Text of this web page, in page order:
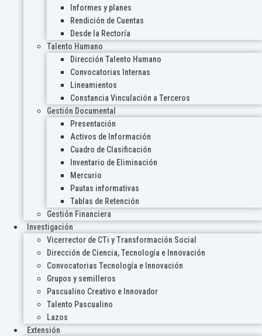
Informes y planes
Rendición de Cuentas
Desde la Rectoría
Talento Humano
Dirección Talento Humano
Convocatorias Internas
Lineamientos
Constancia Vinculación a Terceros
Gestión Documental
Presentación
Activos de Información
Cuadro de Clasificación
Inventario de Eliminación
Mercurio
Pautas informativas
Tablas de Retención
Gestión Financiera
Investigación
Vicerrector de CTi y Transformación Social
Dirección de Ciencia, Tecnología e Innovación
Convocatorias Tecnología e Innovación
Grupos y semilleros
Pascualino Creativo e Innovador
Talento Pascualino
Lazos
Extensión